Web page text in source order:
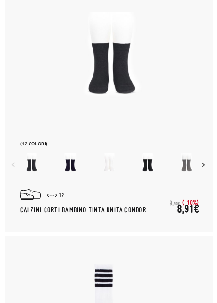
(12 COLORI)
12
CALZINI CORTI BAMBINO TINTA UNITA CONDOR
9,90€ (-10%)
8,91€